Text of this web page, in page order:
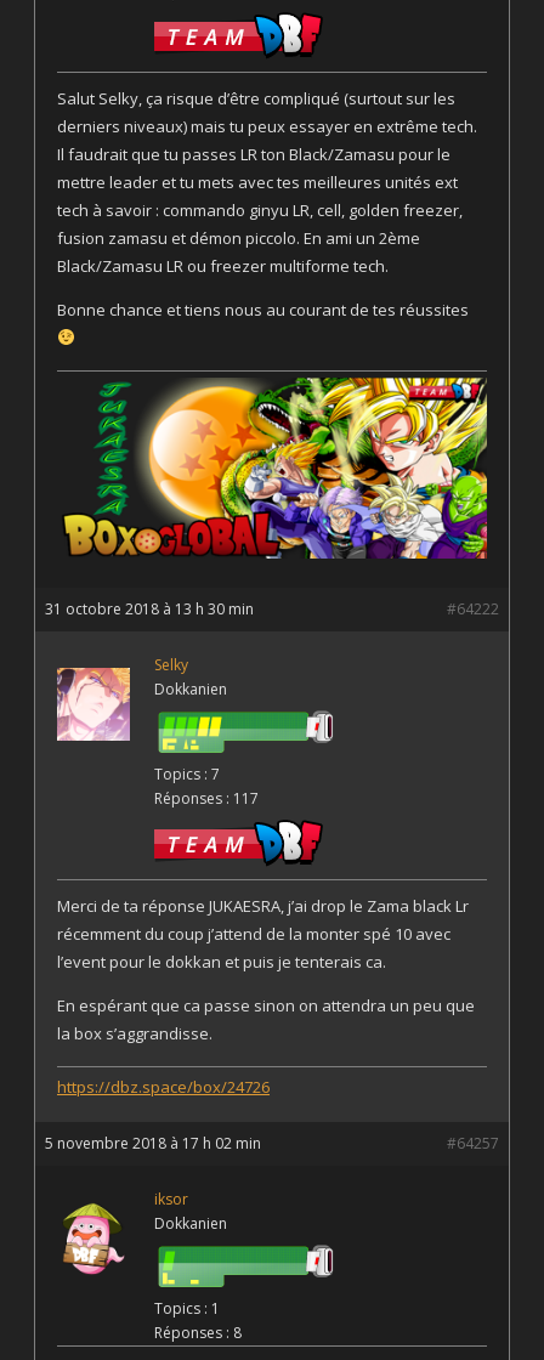
Salut Selky, ça risque d’être compliqué (surtout sur les
derniers niveaux) mais tu peux essayer en extrême tech.
Il faudrait que tu passes LR ton Black/Zamasu pour le
mettre leader et tu mets avec tes meilleures unités ext
tech à savoir : commando ginyu LR, cell, golden freezer,
fusion zamasu et démon piccolo. En ami un 2ème
Black/Zamasu LR ou freezer multiforme tech.
Bonne chance et tiens nous au courant de tes réussites
31 octobre 2018 à 13 h 30 min #64222
Selky
Dokkanien
Topics : 7
Réponses : 117
Merci de ta réponse JUKAESRA, j’ai drop le Zama black Lr
récemment du coup j’attend de la monter spé 10 avec
l’event pour le dokkan et puis je tenterais ca.
En espérant que ca passe sinon on attendra un peu que
la box s’aggrandisse.
https://dbz.space/box/24726
5 novembre 2018 à 17 h 02 min #64257
iksor
Dokkanien
Topics : 1
Réponses : 8